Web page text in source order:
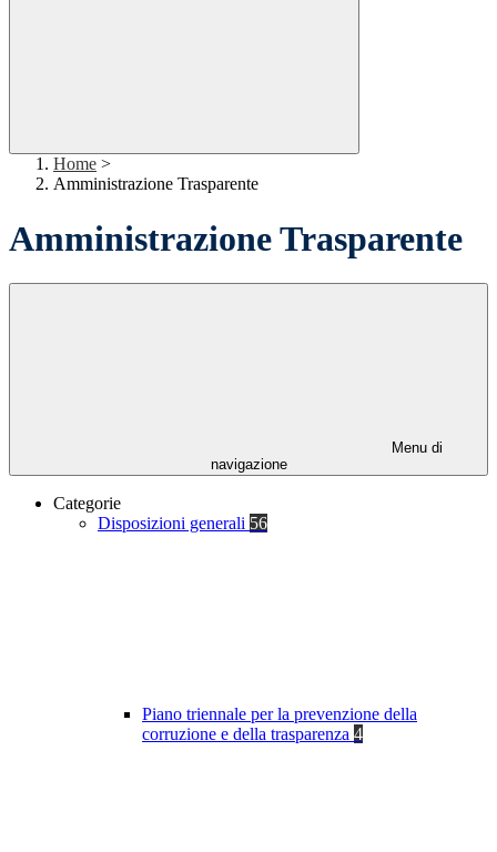
Home >
Amministrazione Trasparente
Amministrazione Trasparente
Menu di
navigazione
Categorie
Disposizioni generali 56
Piano triennale per la prevenzione della
corruzione e della trasparenza 4